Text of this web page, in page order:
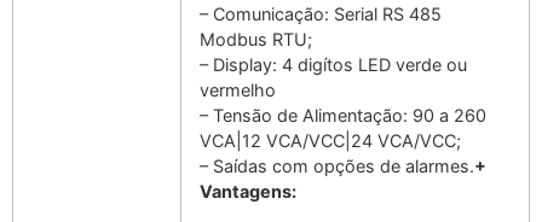
– Comunicação: Serial RS 485
Modbus RTU;
– Display: 4 digítos LED verde ou
vermelho
– Tensão de Alimentação: 90 a 260
VCA|12 VCA/VCC|24 VCA/VCC;
– Saídas com opções de alarmes.+
Vantagens: